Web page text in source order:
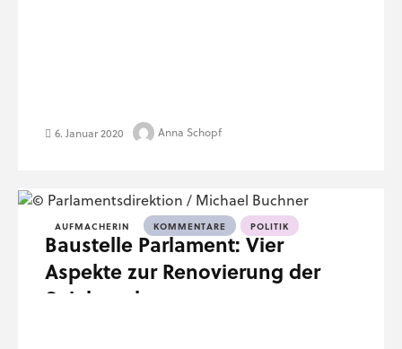
6. Januar 2020 Anna Schopf
AUFMACHERIN KOMMENTARE POLITIK
Baustelle Parlament: Vier
Aspekte zur Renovierung der
Spielregeln